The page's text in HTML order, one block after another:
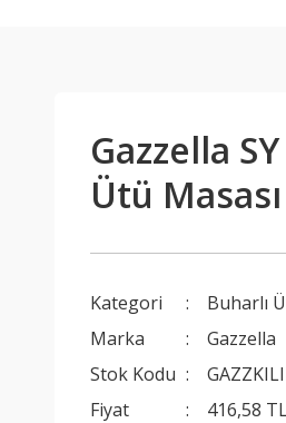
Gazzella
Ütü Masası
Kategori
Buharlı
Marka
Gazzella
Stok Kodu
Fiyat
416,58